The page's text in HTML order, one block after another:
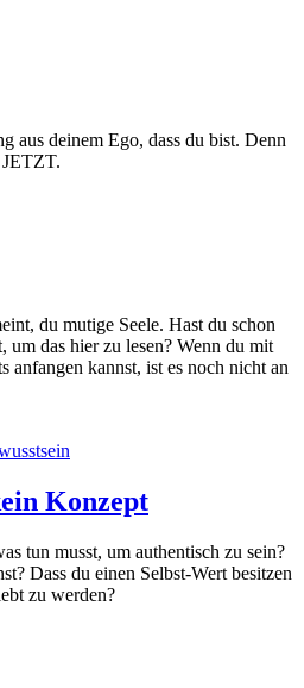
aus deinem Ego, dass du bist. Denn
du mutige Seele. Hast du schon
um das hier zu lesen? Wenn du mit
anfangen kannst, ist es noch nicht an
Konzept
tun musst, um authentisch zu sein?
Dass du einen Selbst-Wert besitzen
zu werden?